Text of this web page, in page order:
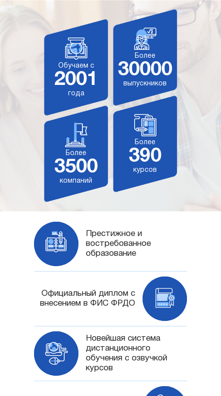
Обучаем с
2001
года
Более
30000
выпускников
Более
3500
компаний
Более
390
курсов
Престижное и
востребованное
образование
Официальный диплом с
внесением в ФИС ФРДО
Новейшая система
дистанционного
обучения с озвучкой
курсов